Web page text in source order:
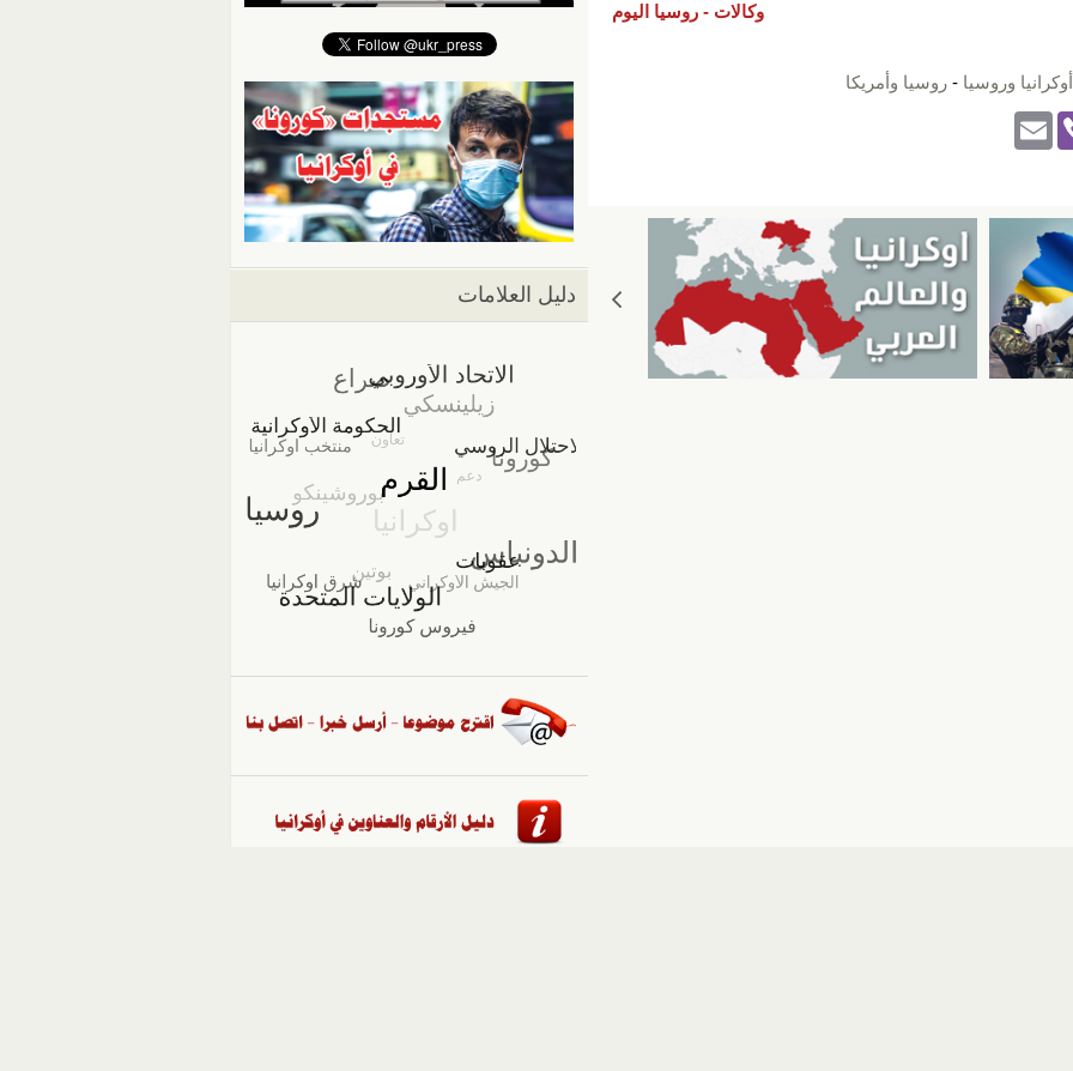
وكالات - روسيا اليوم
أوكرانيا وروسيا - روسيا وأمريكا
Vi
دليل العلامات